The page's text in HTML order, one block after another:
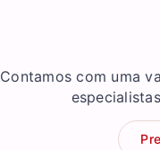
Contamos com uma